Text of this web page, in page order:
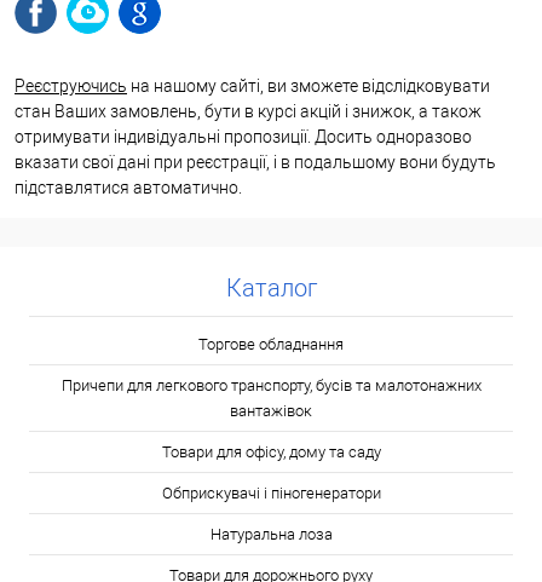
Реєструючись на нашому сайті, ви зможете відслідковувати
стан Ваших замовлень, бути в курсі акцій і знижок, а також
отримувати індивідуальні пропозиції. Досить одноразово
вказати свої дані при реєстрації, і в подальшому вони будуть
підставлятися автоматично.
Каталог
Торгове обладнання
Причепи для легкового транспорту, бусів та малотонажних
вантажівок
Товари для офісу, дому та саду
Обприскувачі і піногенератори
Натуральна лоза
Товари для дорожнього руху